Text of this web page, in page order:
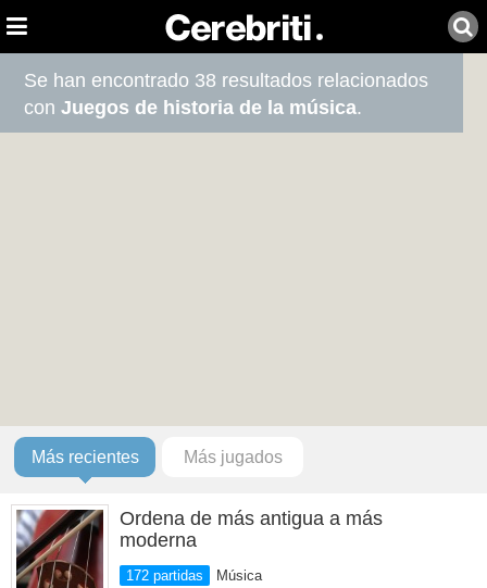
Se han encontrado 38 resultados relacionados
conJuegos de historia de la música.
Más recientes Más jugados
Ordena de más antigua a más
moderna
172 partidas Música